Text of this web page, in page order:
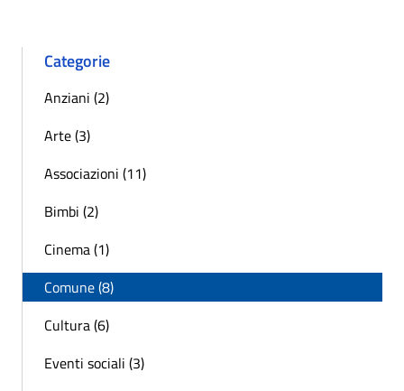
Categorie
Anziani (2)
Arte (3)
Associazioni (11)
Bimbi (2)
Cinema (1)
Comune (8)
Cultura (6)
Eventi sociali (3)